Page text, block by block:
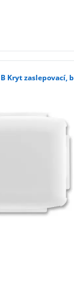
3902A-A001 B Kryt